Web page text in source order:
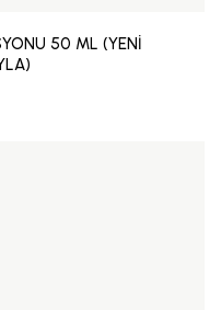
50 ML (YENİ